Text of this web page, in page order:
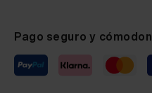
Pago seguro y cómodon